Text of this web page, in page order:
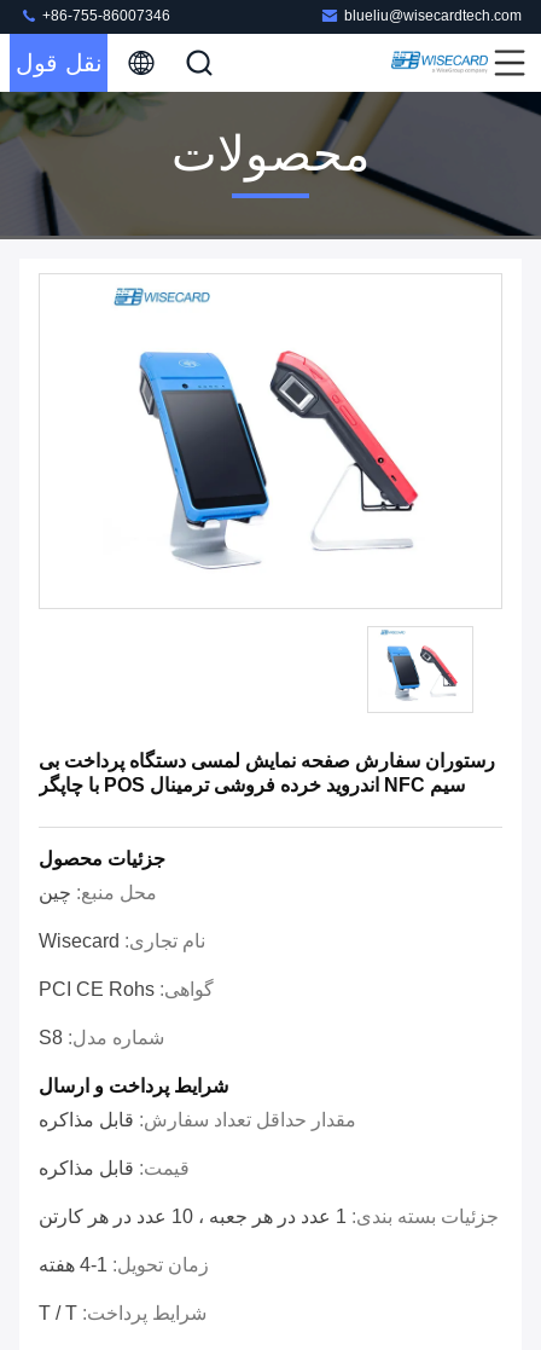
blueliu@wisecardtech.com
+86-755-86007346
نقل قول
محصولات
رستوران سفارش صفحه نمایش لمسی دستگاه پرداخت بی
سیم NFC اندروید خرده فروشی ترمینال POS با چاپگر
جزئیات محصول
محل منبع: چین
نام تجاری: Wisecard
گواهی: PCI CE Rohs
شماره مدل: S8
شرایط پرداخت و ارسال
مقدار حداقل تعداد سفارش: قابل مذاکره
قیمت: قابل مذاکره
جزئیات بسته بندی: 1 عدد در هر جعبه ، 10 عدد در هر کارتن
زمان تحویل: 1-4 هفته
شرایط پرداخت: T / T